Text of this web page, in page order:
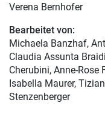
Verena Bernhofer
Bearbeitet von:
Michaela Banzhaf,
Claudia Assunta
Cherubini, Anne-Rose
Isabella Maurer,
Stenzenberger